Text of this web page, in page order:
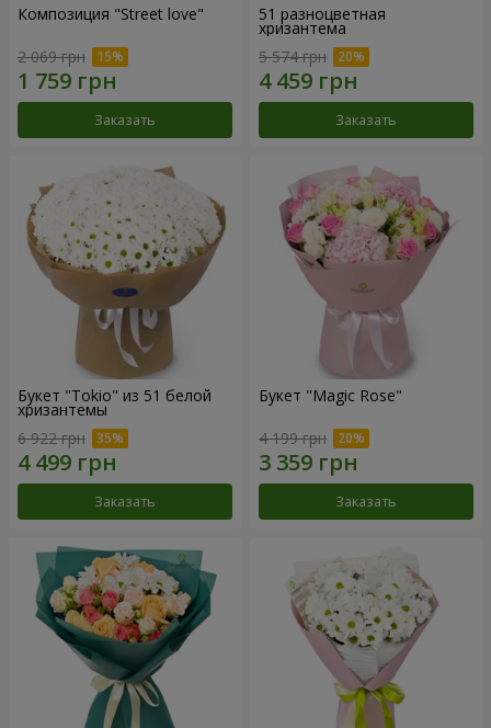
Композиция "Street love"
2 069 грн
Заказать
51 разноцветная
хризантема
5 574 грн
Заказать
Букет "Tokio" из 51 белой
хризантемы
6 922 грн
Заказать
Букет "Magic Rose"
4 199 грн
Заказать